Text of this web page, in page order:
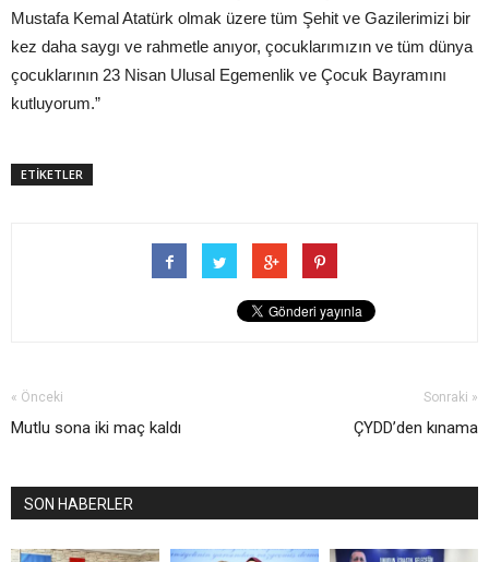
Mustafa Kemal Atatürk olmak üzere tüm Şehit ve Gazilerimizi bir
kez daha saygı ve rahmetle anıyor, çocuklarımızın ve tüm dünya
çocuklarının 23 Nisan Ulusal Egemenlik ve Çocuk Bayramını
kutluyorum.”
ETİKETLER
« Önceki
Mutlu sona iki maç kaldı
Sonraki »
ÇYDD’den kınama
SON HABERLER